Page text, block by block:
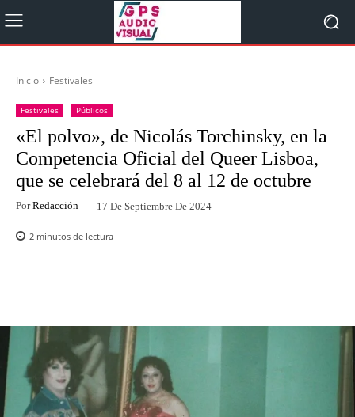
Inicio Festivales
Festivales Públicos
«El polvo», de Nicolás Torchinsky, en la
Competencia Oficial del Queer Lisboa,
que se celebrará del 8 al 12 de octubre
Por Redacción 17 De Septiembre De 2024
2 minutos de lectura